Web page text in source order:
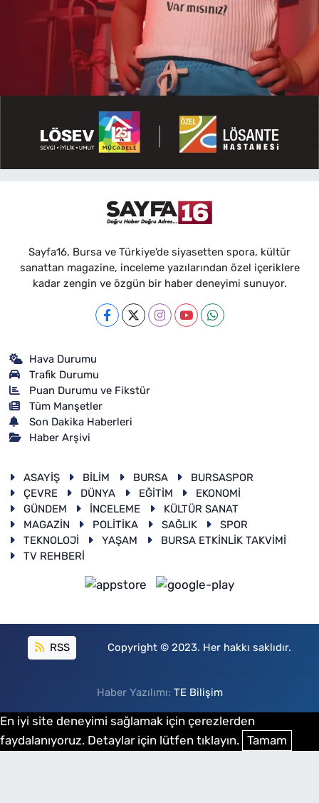
Sayfa16, Bursa ve Türkiye'de siyasetten spora, kültür
sanattan magazine, inceleme yazılarından özel içeriklere
kadar zengin ve özgün bir haber deneyimi sunuyor.
Hava Durumu
Trafik Durumu
Puan Durumu ve Fikstür
Tüm Manşetler
Son Dakika Haberleri
Haber Arşivi
ASAYİŞ BİLİM BURSA
BURSASPOR
ÇEVRE
DÜNYA EĞİTİM
EKONOMİ
GÜNDEM
İNCELEME
KÜLTÜR SANAT
MAGAZİN
POLİTİKA SAĞLIK
SPOR
TEKNOLOJİ
YAŞAM
BURSA ETKİNLİK TAKVİMİ
TV REHBERİ
RSS Copyright © 2023. Her hakkı saklıdır.
Haber Yazılımı: TE Bilişim
En iyi site deneyimi sağlamak için çerezlerden
faydalanıyoruz. Detaylar için lütfen tıklayın. Tamam